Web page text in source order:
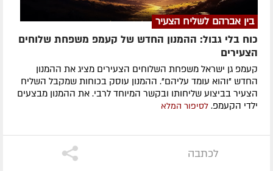
בין אברהם לשליח הצעיר
כוח בלי גבול: ההמנון החדש של קעמפ משפחת שלוחים
הצעירים
קעמפ גן ישראל משפחת השלוחים הצעירים מציג את ההמנון
החדש "והוא עומד עליהם". ההמנון עוסק בכוחות שמקבל השליח
הצעיר בביצוע שליחותו ובקשר המיוחד לרבי. את ההמנון מבצעים
ילדי הקעמפ. לסיפור המלא
לכתבה